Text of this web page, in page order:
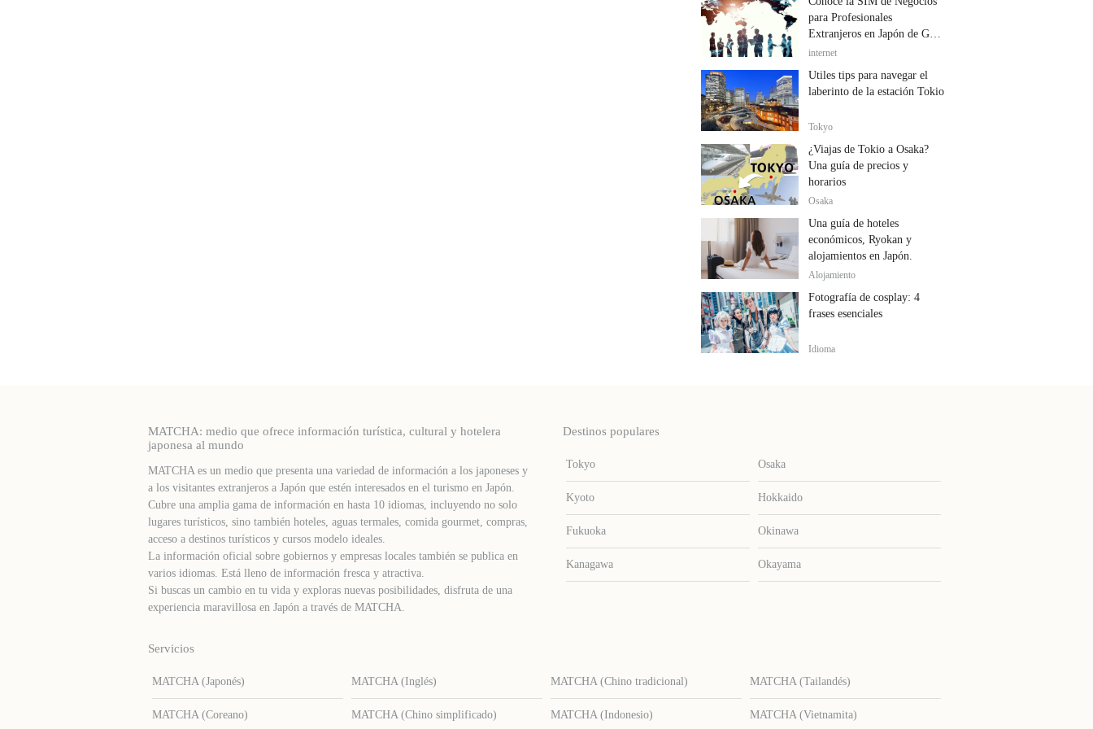
para Profesionales
Extranjeros en Japón de GTN
Mobile
internet
Útiles tips para navegar el
laberinto de la estación Tokio
Tokyo
¿Viajas de Tokio a Osaka?
Una guía de precios y
horarios
Osaka
Una guía de hoteles
económicos, Ryokan y
alojamientos en Japón.
Alojamiento
Fotografía de cosplay: 4
frases esenciales
Idioma
MATCHA: medio que ofrece información turística, cultural y hotelera
japonesa al mundo
MATCHA es un medio que presenta una variedad de información a los japoneses y
a los visitantes extranjeros a Japón que estén interesados ​​en el turismo en Japón.
Cubre una amplia gama de información en hasta 10 idiomas, incluyendo no solo
lugares turísticos, sino también hoteles, aguas termales, comida gourmet, compras,
acceso a destinos turísticos y cursos modelo ideales.
La información oficial sobre gobiernos y empresas locales también se publica en
varios idiomas. Está lleno de información fresca y atractiva.
Si buscas un cambio en tu vida y exploras nuevas posibilidades, disfruta de una
experiencia maravillosa en Japón a través de MATCHA.
Destinos populares
Tokyo Osaka
Kyoto Hokkaido
Fukuoka Okinawa
Kanagawa Okayama
Servicios
MATCHA (Japonés) MATCHA (Inglés) MATCHA (Chino tradicional) MATCHA (Tailandés)
MATCHA (Coreano) MATCHA (Chino simplificado) MATCHA (Indonesio) MATCHA (Vietnamita)